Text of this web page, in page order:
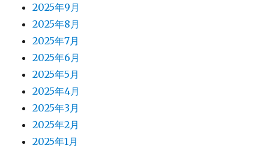
2025年9月
2025年8月
2025年7月
2025年6月
2025年5月
2025年4月
2025年3月
2025年2月
2025年1月